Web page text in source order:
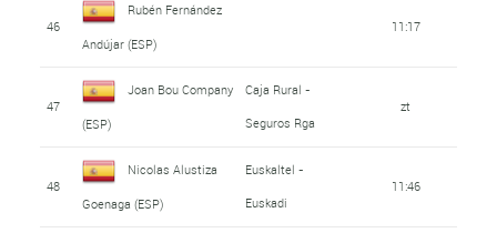
46
Rubén Fernández
Andújar (ESP)
11:17
47
Joan Bou Company
(ESP)
Caja Rural -
Seguros Rga
zt
48
Nicolas Alustiza
Goenaga (ESP)
Euskaltel -
Euskadi
11:46